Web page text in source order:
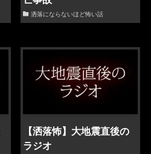
洒落にならないほど怖い話
【洒落怖】大地震直後の
ラジオ